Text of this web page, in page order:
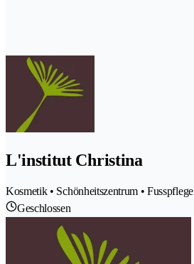
L'institut Christina
Kosmetik • Schönheitszentrum • Fusspflege
Geschlossen